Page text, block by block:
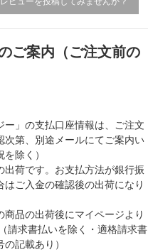
ご案内（ご注文前の
ー」の支払口座情報は、ご注文
次第、別途メールにてご案内い
除く）
出荷です。お支払方法が銀行振
はご入金の確認後の出荷になり
商品の出荷後にマイページより
請求書払いを除く・適格請求書
記載あり）